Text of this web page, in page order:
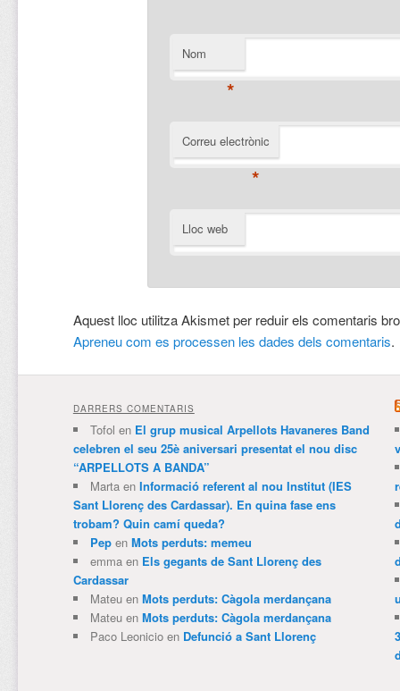
Nom
*
Correu electrònic
*
Lloc web
Aquest lloc utilitza Akismet per reduir els comentaris
Apreneu com es processen les dades dels comentaris.
DARRERS COMENTARIS
Tofol en El grup musical Arpellots Havaneres Band
celebren el seu 25è aniversari presentat el nou disc
“ARPELLOTS A BANDA”
Martaen Informació referent al nou Institut (IES
Sant Llorenç des Cardassar). En quina fase ens
trobam? Quin camí queda?
Pepen Mots perduts: memeu
emmaen Els gegants de Sant Llorenç des
Cardassar
Mateuen Mots perduts: Càgola merdançana
Mateuen Mots perduts: Càgola merdançana
Paco Leonicioen Defunció a Sant Llorenç